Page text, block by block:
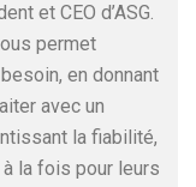
et CEO d’ASG.
permet
en donnant
avec un
la fiabilité,
la fois pour leurs